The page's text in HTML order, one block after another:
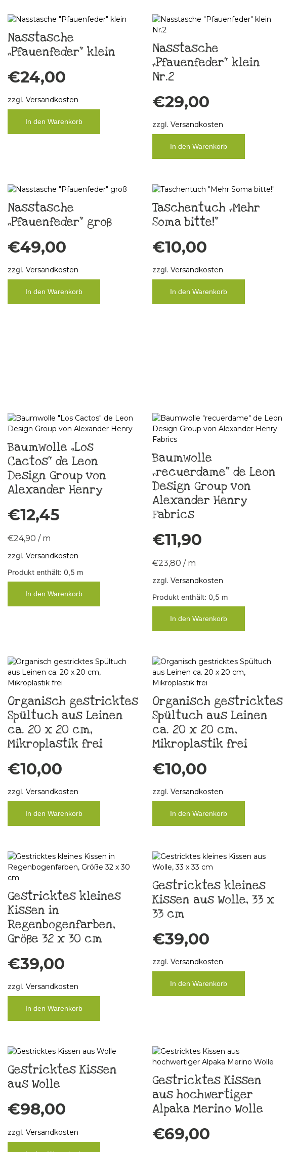
Nasstasche
„Pfauenfeder“ klein
€24,00
zzgl. Versandkosten
In den Warenkorb
Nasstasche
„Pfauenfeder“ klein
Nr.2
€29,00
zzgl. Versandkosten
In den Warenkorb
Nasstasche
„Pfauenfeder“ groß
€49,00
zzgl. Versandkosten
In den Warenkorb
Taschentuch „Mehr
Soma bitte!“
€10,00
zzgl. Versandkosten
In den Warenkorb
Baumwolle „Los
Cactos“ de Leon
Design Group von
Alexander Henry
€12,45
€24,90 / m
zzgl. Versandkosten
Produkt enthält: 0,5 m
In den Warenkorb
Baumwolle
„recuerdame“ de Leon
Design Group von
Alexander Henry
Fabrics
€11,90
€23,80 / m
zzgl. Versandkosten
Produkt enthält: 0,5 m
In den Warenkorb
Organisch gestricktes
Spültuch aus Leinen
ca. 20 x 20 cm,
Mikroplastik frei
€10,00
zzgl. Versandkosten
In den Warenkorb
Organisch gestricktes
Spültuch aus Leinen
ca. 20 x 20 cm,
Mikroplastik frei
€10,00
zzgl. Versandkosten
In den Warenkorb
Gestricktes kleines
Kissen in
Regenbogenfarben,
Größe 32 x 30 cm
€39,00
zzgl. Versandkosten
In den Warenkorb
Gestricktes kleines
Kissen aus Wolle, 33 x
33 cm
€39,00
zzgl. Versandkosten
In den Warenkorb
Gestricktes Kissen
aus Wolle
€98,00
zzgl. Versandkosten
Gestricktes Kissen
aus hochwertiger
Alpaka Merino Wolle
€69,00